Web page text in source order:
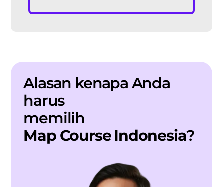
Alasan kenapa Anda
harus
memilih
Map Course Indonesia?